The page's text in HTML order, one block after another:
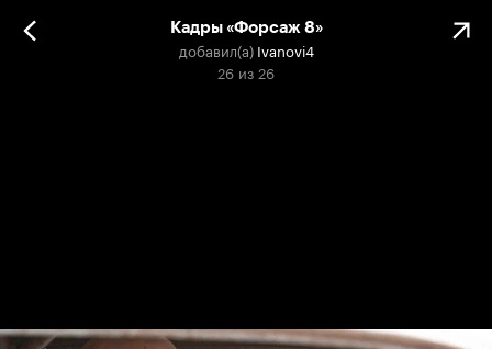
Кадры «Форсаж 8»
добавил(а) Ivanovi4
26 из 26